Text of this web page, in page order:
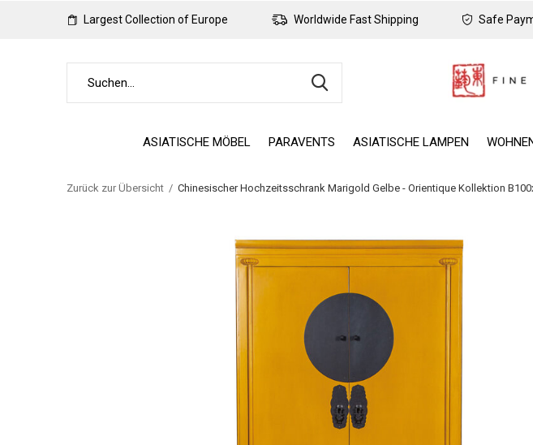
ASIATISCHE MÖBEL PARAVENTS ASIATISCHE LAMPEN
Largest Collection of Europe Worldwide Fast Shipping Safe
Zurück zur Übersicht Chinesischer Hochzeitsschrank Marigold Gelbe - Orientique Kollektion